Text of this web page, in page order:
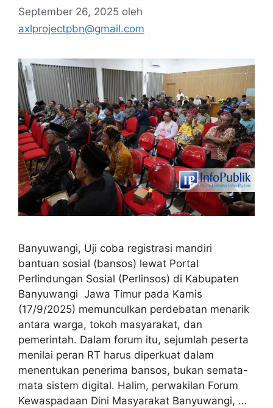
September 26, 2025 oleh
axlprojectpbn@gmail.com
Banyuwangi, Uji coba registrasi mandiri
bantuan sosial (bansos) lewat Portal
Perlindungan Sosial (Perlinsos) di Kabupaten
Banyuwangi Jawa Timur pada Kamis
(17/9/2025) memunculkan perdebatan menarik
antara warga, tokoh masyarakat, dan
pemerintah. Dalam forum itu, sejumlah peserta
menilai peran RT harus diperkuat dalam
menentukan penerima bansos, bukan semata-
mata sistem digital. Halim, perwakilan Forum
Kewaspadaan Dini Masyarakat Banyuwangi, …